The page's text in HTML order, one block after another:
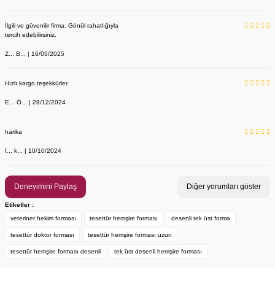
YENİ ÜRÜN
Labor Medikal Tekstil
199,00 TL
İlgili ve güvenilir firma. Gönül rahatlığıyla
tercih edebilirsiniz.
Z... B... | 16/05/2025
Hızlı kargo teşekkürler.
E... Ö... | 28/12/2024
harika
f... k... | 10/10/2024
Deneyimini Paylaş Diğer yorumları göster
Etiketler :
veteriner hekim forması
tesettür hemşire forması desenli tek üst forma
tesettür doktor forması tesettür hemşire forması uzun
tesettür hemşire forması desenli tek üst desenli hemşire forması